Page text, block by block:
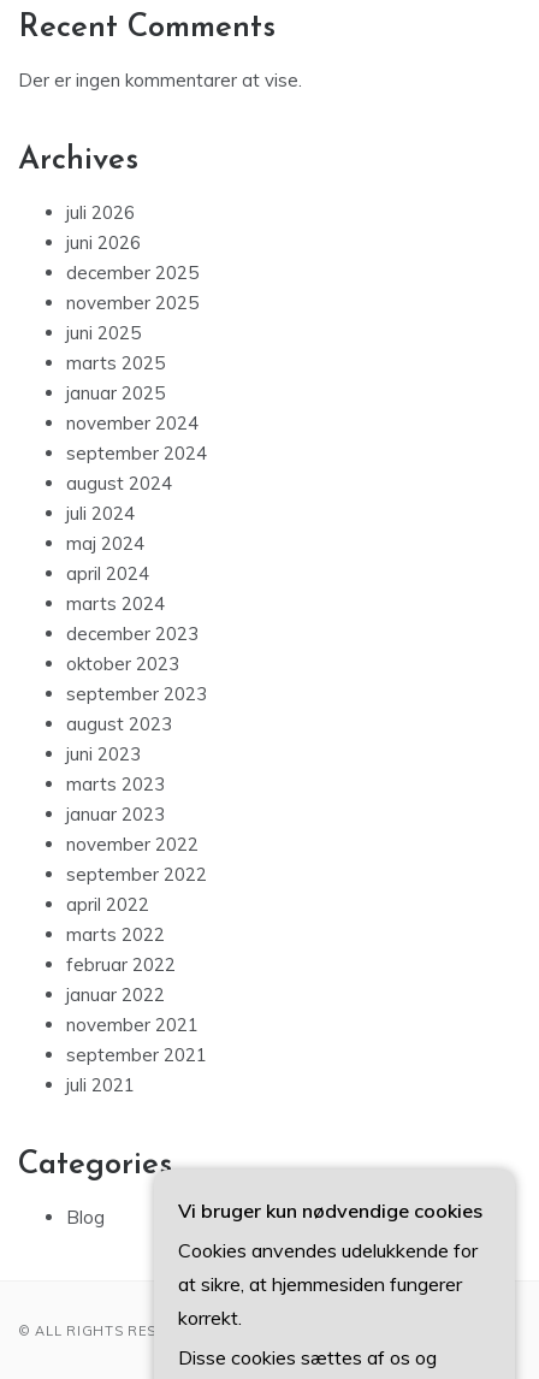
Recent Comments
Der er ingen kommentarer at vise.
Archives
juli 2026
juni 2026
december 2025
november 2025
juni 2025
marts 2025
januar 2025
november 2024
september 2024
august 2024
juli 2024
maj 2024
april 2024
marts 2024
december 2023
oktober 2023
september 2023
august 2023
juni 2023
marts 2023
januar 2023
november 2022
september 2022
april 2022
marts 2022
februar 2022
januar 2022
november 2021
september 2021
juli 2021
Categories
Blog
© ALL RIGHTS RESERVED 2022
Vi bruger kun nødvendige cookies
Cookies anvendes udelukkende for
at sikre, at hjemmesiden fungerer
korrekt.
Disse cookies sættes af os og